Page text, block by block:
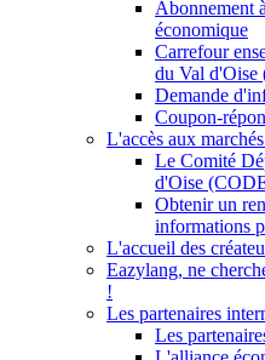
Abonnement
économique
Carrefour
du Val d'Oise
Demande
Coupon-
L'accès aux
Le Comité
d'Oise
Obtenir un
informations
L'accueil des
Eazylang, ne
!
Les partenaires
Les